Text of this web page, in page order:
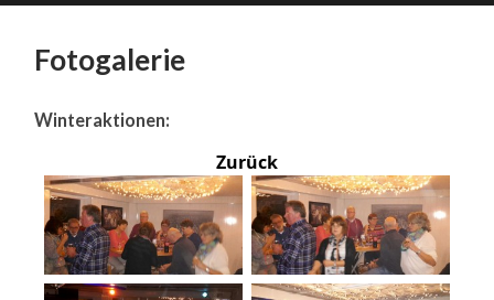
Fotogalerie
Winteraktionen:
Zurück